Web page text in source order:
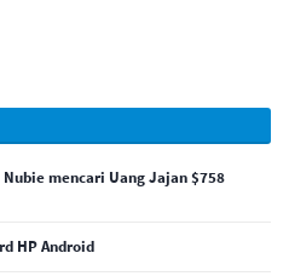
Nubie mencari Uang Jajan $758
HP Android